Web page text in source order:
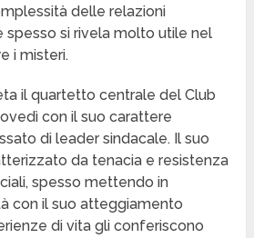
delle relazioni
spesso si rivela molto utile nel
i misteri.
il quartetto centrale del Club
con il suo carattere
di leader sindacale. Il suo
da tenacia e resistenza
spesso mettendo in
con il suo atteggiamento
di vita gli conferiscono